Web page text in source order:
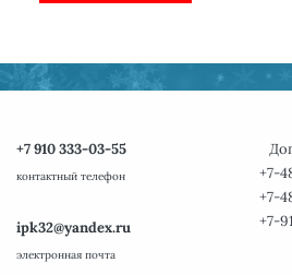
+7 910 333-03-55
контактный телефон
ipk32@yandex.ru
электронная почта
+7-4832-
+7-4832-
+7-910-